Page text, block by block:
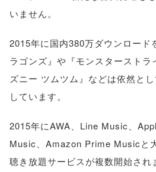
いません。
2015年に国内380万ダウンロード
ラゴンズ』や『モンスターストラ
ズニー ツムツム』などは依然と
しています。
2015年にAWA、Line Music、
Music、Amazon Prime Musicと
聴き放題サービスが複数開始さ